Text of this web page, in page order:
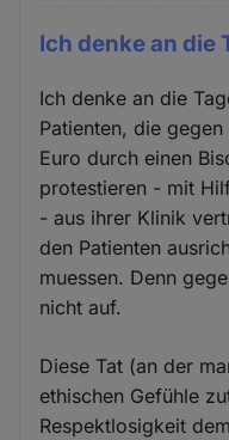
Ich denke an die
Ich denke an die
Patienten, die
Euro durch einen
protestieren - mit
- aus ihrer Klinik
den Patienten
muessen. Denn
nicht auf.
Diese Tat (an der
ethischen Gefühle
Respektlosigkeit